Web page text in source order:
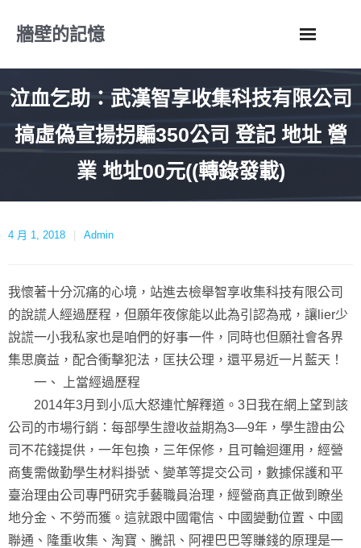
牆壁的記憶
泣血乞助：武漢智享收集科技有限公司
搞虛偽宣揚拐騙350公司 登記 地址 營
業 地址00元((轉錄發載)
4 月 1, 2018 Admin
我懷著十分沉痛的心境，站進去檢舉智享收集科技有限公司
的說謊人經過歷程，但願年夜傢能以此為引認為戒，讓lier少
說謊一小我私家也是咱們的好事一件，同時也但願社會各界
集思廣益，配合衝擊犯法，匡扶公理，還平易近一片藍天！
一、 上當經過歷程
2014年3月到小瓜大怒連忙解釋道。3日我在網上望到該
公司的市場行銷：每部學生證收益期為3—9年，學生證由公
司不花錢提供，一年包換，三年保修，且可輪迴運用，經營
商隻需做勤學生材料掛號、變革等提交公司，數據保護和平
臺治理由公司專門研究手藝職員治理，經營商真正做到瞭坐
地分金、不勞而獲。這就跟中國電信、中國變動位置、中國
聯通、隆重收集、淘寶、騰訊、阿裡巴巴等賺錢的原理是一